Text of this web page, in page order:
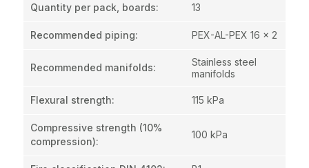
Quantity per pack, boards: 13
Recommended piping: PEX-AL-PEX 16 x 2
Recommended manifolds:
Stainless steel
manifolds
Flexural strength: 115 kPa
Compressive strength (10%
compression):
100 kPa